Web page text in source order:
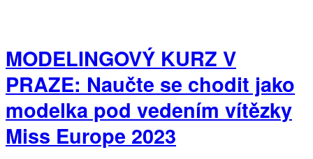
MODELINGOVÝ KURZ V
PRAZE: Naučte se chodit jako
modelka pod vedením vítězky
Miss Europe 2023